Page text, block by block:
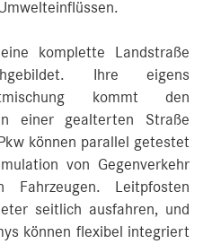
komplette Landstraße
Ihre eigens
kommt den
einer gealterten Straße
können parallel getestet
von Gegenverkehr
Fahrzeugen. Leitpfosten
seitlich ausfahren, und
können flexibel integriert